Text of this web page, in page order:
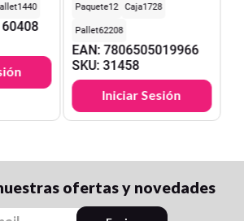
1440
12
1728
62208
EAN:7806505019966
SKU:31458
Iniciar Sesión
ofertas y novedades